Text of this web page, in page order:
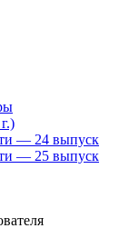
— 24 выпуск
— 25 выпуск